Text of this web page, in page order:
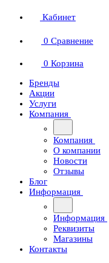
Кабинет
0 Сравнение
0 Корзина
Бренды
Акции
Услуги
Компания
Компания
О компании
Новости
Отзывы
Блог
Информация
Информация
Реквизиты
Магазины
Контакты